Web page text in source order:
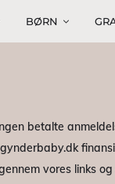
BØRN
betalte
vores links